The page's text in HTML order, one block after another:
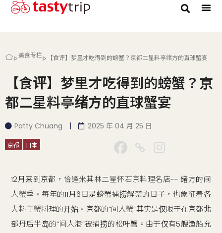
美食专栏 【食评】梦里才吃得到的螃蟹？京都二星料亭绪方的直球蟹宴
【食评】梦里才吃得到的螃蟹？京
都二星料亭绪方的直球蟹宴
Patty Chuang 2025 年 04 月 25 日
京都 日本
12月来到京都，恰逢米其林二星怀石京料理名店-- 绪方的间
人蟹季。每年的11月6日是螃蟹捕捞解禁的日子，也象征着各
大料亭蟹料理的开始。京都的“间人蟹”其实是仅限于在京都北
部丹后半岛的“间人港”被捕捞的松叶蟹。由于仅有5艘渔船允